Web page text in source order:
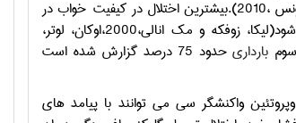
کیفیت
خواب در
می شود(لیکا، زوفکه و مک انالی،2000،اوکان، لوتر،
بارداری
حدود 75 درصد گزارش شده است
واکنشگر سی می توانند با پیامد های